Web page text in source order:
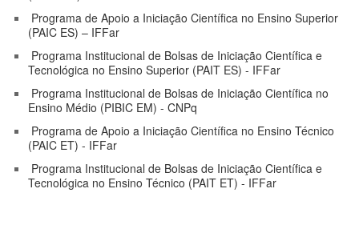
Programa de Apoio a Iniciação Científica no Ensino Superior
(PAIC ES) – IFFar
Programa Institucional de Bolsas de Iniciação Científica e
Tecnológica no Ensino Superior (PAIT ES) - IFFar
Programa Institucional de Bolsas de Iniciação Científica no
Ensino Médio (PIBIC EM) - CNPq
Programa de Apoio a Iniciação Científica no Ensino Técnico
(PAIC ET) - IFFar
Programa Institucional de Bolsas de Iniciação Científica e
Tecnológica no Ensino Técnico (PAIT ET) - IFFar